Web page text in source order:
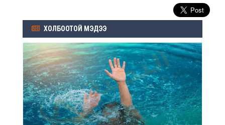
ХОЛБООТОЙ МЭДЭЭ